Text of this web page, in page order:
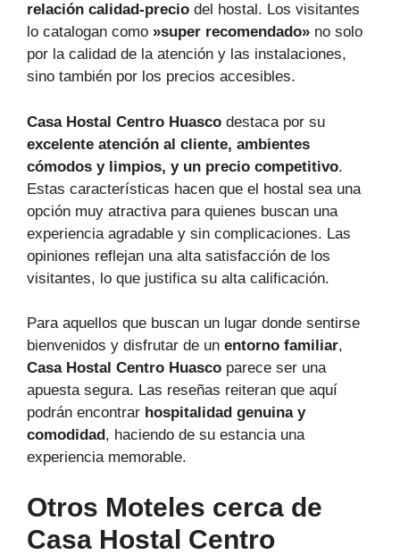
relación calidad-precio del hostal. Los visitantes
lo catalogan como »super recomendado» no solo
por la calidad de la atención y las instalaciones,
sino también por los precios accesibles.
Casa Hostal Centro Huasco destaca por su
excelente atención al cliente, ambientes
cómodos y limpios, y un precio competitivo.
Estas características hacen que el hostal sea una
opción muy atractiva para quienes buscan una
experiencia agradable y sin complicaciones. Las
opiniones reflejan una alta satisfacción de los
visitantes, lo que justifica su alta calificación.
Para aquellos que buscan un lugar donde sentirse
bienvenidos y disfrutar de un entorno familiar,
Casa Hostal Centro Huasco parece ser una
apuesta segura. Las reseñas reiteran que aquí
podrán encontrar hospitalidad genuina y
comodidad , haciendo de su estancia una
experiencia memorable.
Otros Moteles cerca de
Casa Hostal Centro